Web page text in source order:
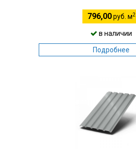
796,00руб. м2
в наличии
Подробнее